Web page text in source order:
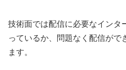
技術面では配信に必要なインタ
っているか、問題なく配信がで
ます。